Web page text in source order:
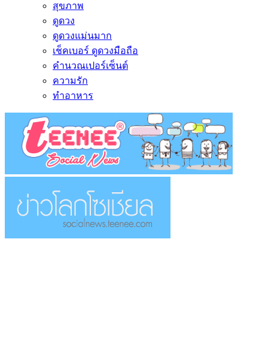
สุขภาพ
ดูดวง
ดูดวงแม่นมาก
เช็คเบอร์ ดูดวงมือถือ
คำนวณเปอร์เซ็นต์
ความรัก
ทำอาหาร